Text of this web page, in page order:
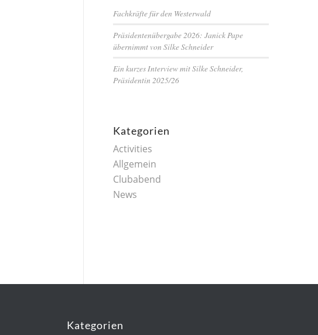
Fachkräfte für den Westerwald
Präsidentenübergabe 2026: Janick Pape
übernimmt von Silke Schneider
Ein kurzes Interview mit Silke Schneider,
Präsidentin 2025/26
Kategorien
Activities
Allgemein
Clubabend
News
Kategorien